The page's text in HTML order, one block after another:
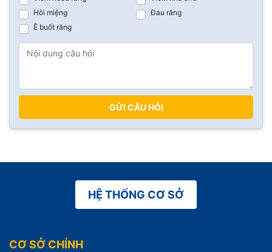
Hôi miệng
Đau răng
Ê buốt răng
GỬI CÂU HỎI
HỆ THỐNG CƠ SỞ
CƠ SỞ CHÍNH